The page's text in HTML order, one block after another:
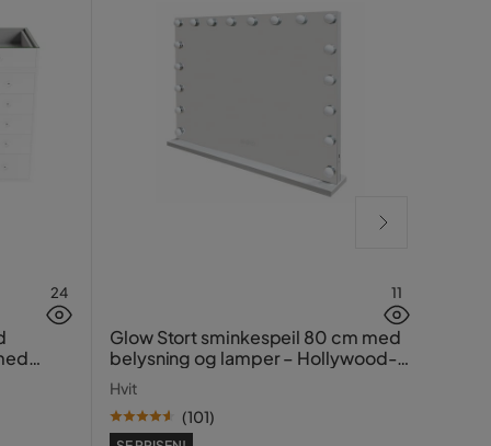
24 11
Glow Stort sminkespeil 80 cm med
belysning og lamper – Hollywood-
speil med USB-lading
Hvit
(101)